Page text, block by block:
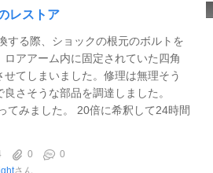
レストア
する際、ショックの根元のボルトを
アアーム内に固定されていた四角
てしまいました。修理は無理そう
さそうな部品を調達しました。
てみました。 20倍に希釈して24時間
0
0